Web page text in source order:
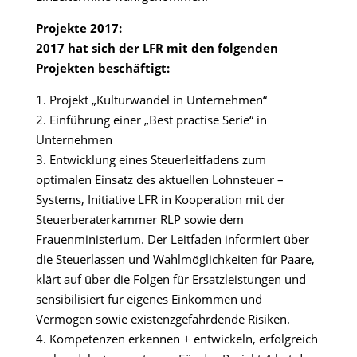
Projekte 2017:
2017 hat sich der LFR mit den folgenden
Projekten beschäftigt:
1. Projekt „Kulturwandel in Unternehmen“
2. Einführung einer „Best practise Serie“ in
Unternehmen
3. Entwicklung eines Steuerleitfadens zum
optimalen Einsatz des aktuellen Lohnsteuer –
Systems, Initiative LFR in Kooperation mit der
Steuerberaterkammer RLP sowie dem
Frauenministerium. Der Leitfaden informiert über
die Steuerlassen und Wahlmöglichkeiten für Paare,
klärt auf über die Folgen für Ersatzleistungen und
sensibilisiert für eigenes Einkommen und
Vermögen sowie existenzgefährdende Risiken.
4. Kompetenzen erkennen + entwickeln, erfolgreich